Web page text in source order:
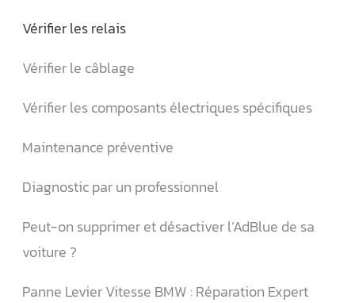
Vérifier les relais
Vérifier le câblage
Vérifier les composants électriques spécifiques
Maintenance préventive
Diagnostic par un professionnel
Peut-on supprimer et désactiver l’AdBlue de sa
voiture ?
Panne Levier Vitesse BMW : Réparation Expert